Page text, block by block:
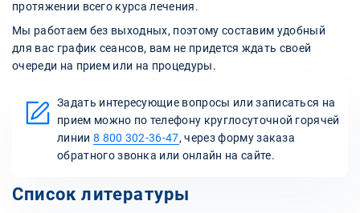
протяжении всего курса лечения.
Мы работаем без выходных, поэтому составим удобный
для вас график сеансов, вам не придется ждать своей
очереди на прием или на процедуры.
Задать интересующие вопросы или записаться на
прием можно по телефону круглосуточной горячей
линии 8 800 302-36-47, через форму заказа
обратного звонка или онлайн на сайте.
Список литературы